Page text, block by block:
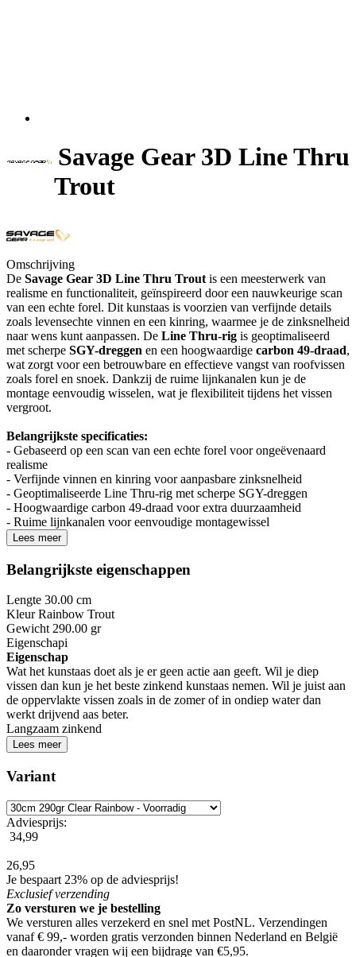
Savage Gear 3D Line Thru
Trout
Omschrijving
De Savage Gear 3D Line Thru Trout is een meesterwerk van
realisme en functionaliteit, geïnspireerd door een nauwkeurige scan
van een echte forel. Dit kunstaas is voorzien van verfijnde details
zoals levensechte vinnen en een kinring, waarmee je de zinksnelheid
naar wens kunt aanpassen. De Line Thru-rig is geoptimaliseerd
met scherpe SGY-dreggen en een hoogwaardige carbon 49-draad,
wat zorgt voor een betrouwbare en effectieve vangst van roofvissen
zoals forel en snoek. Dankzij de ruime lijnkanalen kun je de
montage eenvoudig wisselen, wat je flexibiliteit tijdens het vissen
vergroot.
Belangrijkste specificaties:
- Gebaseerd op een scan van een echte forel voor ongeëvenaard
realisme
- Verfijnde vinnen en kinring voor aanpasbare zinksnelheid
- Geoptimaliseerde Line Thru-rig met scherpe SGY-dreggen
- Hoogwaardige carbon 49-draad voor extra duurzaamheid
- Ruime lijnkanalen voor eenvoudige montagewissel
Lees meer
Belangrijkste eigenschappen
Lengte 30.00 cm
Kleur Rainbow Trout
Gewicht 290.00 gr
Eigenschapi
Eigenschap
Wat het kunstaas doet als je er geen actie aan geeft. Wil je diep
vissen dan kun je het beste zinkend kunstaas nemen. Wil je juist aan
de oppervlakte vissen zoals in de zomer of in ondiep water dan
werkt drijvend aas beter.
Langzaam zinkend
Lees meer
Variant
Adviesprijs:
34,99
26,95
Je bespaart 23% op de adviesprijs!
Exclusiefverzending
Zo versturen we je bestelling
We versturen alles verzekerd en snel met PostNL. Verzendingen
vanaf € 99,- worden gratis verzonden binnen Nederland en België
en daaronder vragen wij een bijdrage van €5,95.